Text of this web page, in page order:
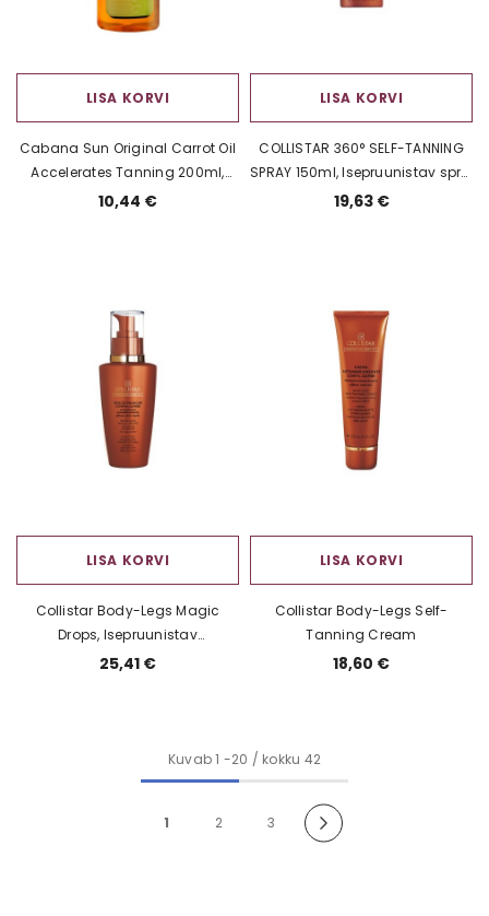
LISA KORVI
Cabana Sun Original Carrot Oil
Accelerates Tanning 200ml,
Porgandiõli sprei
10,44 €
LISA KORVI
COLLISTAR 360° SELF-TANNING
SPRAY 150ml, Isepruunistav sprei
kehale
19,63 €
LISA KORVI
Collistar Body-Legs Magic
Drops, Isepruunistav
kontsentraat kehale
25,41 €
LISA KORVI
Collistar Body-Legs Self-
Tanning Cream
18,60 €
Kuvab1 -20 / kokku 42
1 2 3